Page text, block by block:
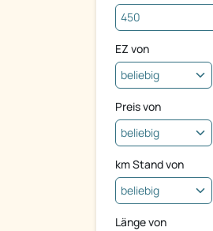
EZ von
Preis von
km Stand von
Länge von